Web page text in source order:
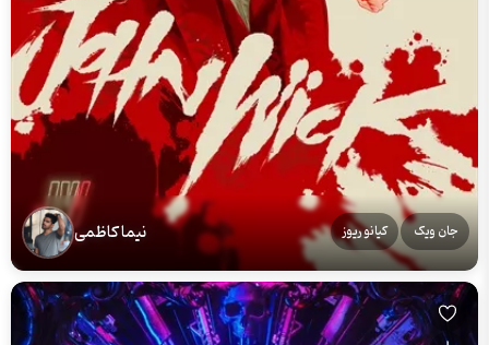
جان ویک کیانو ریوز نیما کاظمی